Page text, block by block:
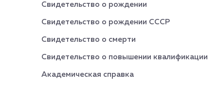
Свидетельство о рождении
Свидетельство о рождении СССР
Свидетельство о смерти
Свидетельство о повышении квалификации
Академическая справка